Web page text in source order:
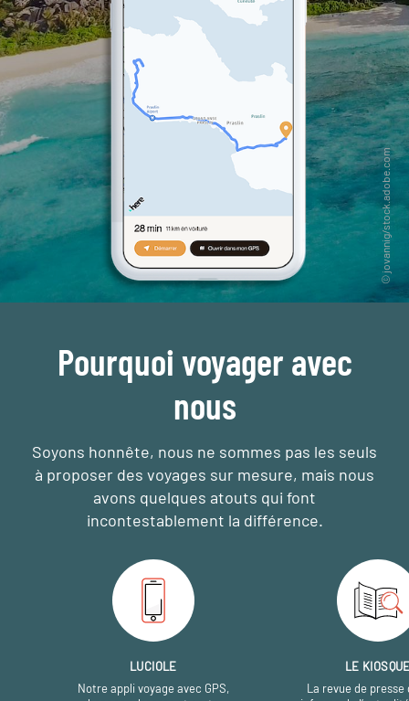
Pourquoi voyager avec
nous
Soyons honnête, nous ne sommes pas les seuls
à proposer des voyages sur mesure, mais nous
avons quelques atouts qui font
incontestablement la différence.
LUCIOLE
Notre appli voyage avec GPS,
LE
La revue de presse